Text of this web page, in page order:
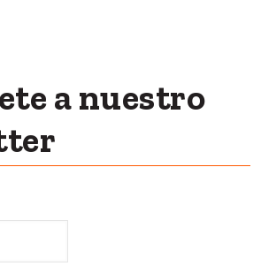
a nuestro